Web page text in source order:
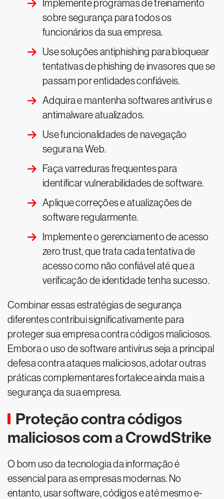
Implemente programas de treinamento
sobre segurança para todos os
funcionários da sua empresa.
Use soluções antiphishing para bloquear
tentativas de phishing de invasores que se
passam por entidades confiáveis.
Adquira e mantenha softwares antivírus e
antimalware atualizados.
Use funcionalidades de navegação
segura na Web.
Faça varreduras frequentes para
identificar vulnerabilidades de software.
Aplique correções e atualizações de
software regularmente.
Implemente o gerenciamento de acesso
zero trust, que trata cada tentativa de
acesso como não confiável até que a
verificação de identidade tenha sucesso.
Combinar essas estratégias de segurança
diferentes contribui significativamente para
proteger sua empresa contra códigos maliciosos.
Embora o uso de software antivírus seja a principal
defesa contra ataques maliciosos, adotar outras
práticas complementares fortalece ainda mais a
segurança da sua empresa.
Proteção contra códigos
maliciosos com a CrowdStrike
O bom uso da tecnologia da informação é
essencial para as empresas modernas. No
entanto, usar software, códigos e até mesmo e-